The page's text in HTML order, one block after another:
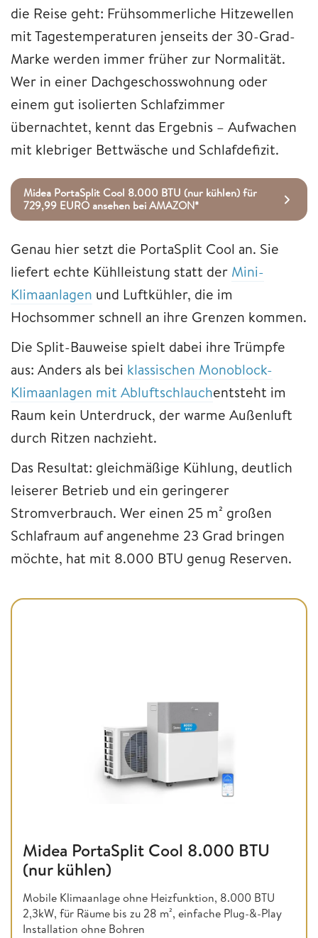
die Reise geht: Frühsommerliche Hitzewellen
mit Tagestemperaturen jenseits der 30-Grad-
Marke werden immer früher zur Normalität.
Wer in einer Dachgeschosswohnung oder
einem gut isolierten Schlafzimmer
übernachtet, kennt das Ergebnis – Aufwachen
mit klebriger Bettwäsche und Schlafdefizit.
Midea PortaSplit Cool 8.000 BTU (nur kühlen) für
729,99 EURO ansehen bei AMAZON*
Genau hier setzt die PortaSplit Cool an. Sie
liefert echte Kühlleistung statt der Mini-
Klimaanlagen und Luftkühler, die im
Hochsommer schnell an ihre Grenzen kommen.
Die Split-Bauweise spielt dabei ihre Trümpfe
aus: Anders als bei klassischen Monoblock-
Klimaanlagen mit Abluftschlauchentsteht im
Raum kein Unterdruck, der warme Außenluft
durch Ritzen nachzieht.
Das Resultat: gleichmäßige Kühlung, deutlich
leiserer Betrieb und ein geringerer
Stromverbrauch. Wer einen 25 m² großen
Schlafraum auf angenehme 23 Grad bringen
möchte, hat mit 8.000 BTU genug Reserven.
Midea PortaSplit Cool 8.000 BTU
(nur kühlen)
Mobile Klimaanlage ohne Heizfunktion, 8.000 BTU
2,3kW, für Räume bis zu 28 m², einfache Plug-&-Play
Installation ohne Bohren